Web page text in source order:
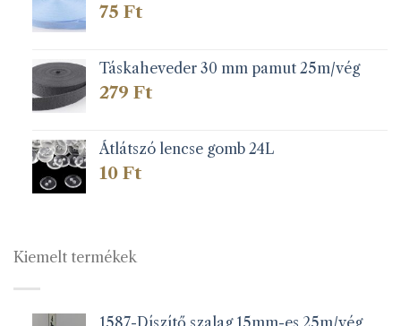
75 Ft
Táskaheveder 30 mm pamut 25m/vég
279 Ft
Átlátszó lencse gomb 24L
10 Ft
Kiemelt termékek